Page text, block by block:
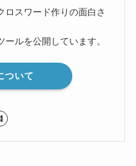
ロスワード作りの面白さ
ルを公開しています。
ついて